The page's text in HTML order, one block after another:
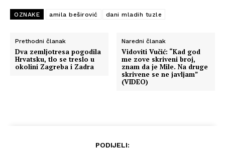
OZNAKE amila beširović dani mladih tuzle
Prethodni članak
Dva zemljotresa pogodila
Hrvatsku, tlo se treslo u
okolini Zagreba i Zadra
Naredni članak
Vidoviti Vučić: “Kad god
me zove skriveni broj,
znam da je Mile. Na druge
skrivene se ne javljam”
(VIDEO)
PODIJELI: